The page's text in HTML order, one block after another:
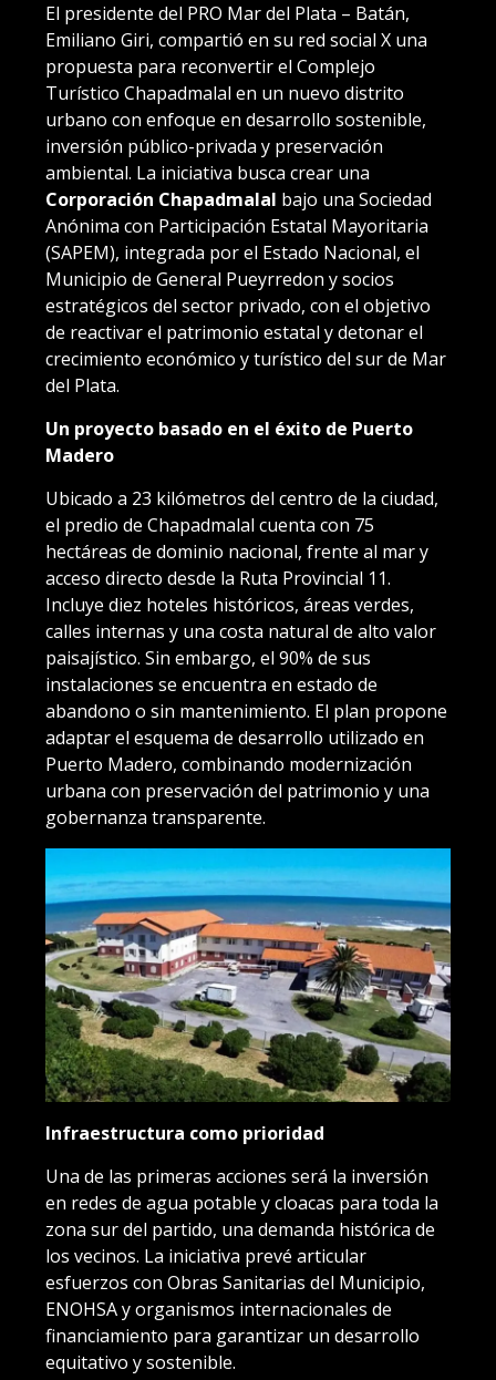
El presidente del PRO Mar del Plata – Batán,
Emiliano Giri, compartió en su red social X una
propuesta para reconvertir el Complejo
Turístico Chapadmalal en un nuevo distrito
urbano con enfoque en desarrollo sostenible,
inversión público-privada y preservación
ambiental. La iniciativa busca crear una
Corporación Chapadmalal bajo una Sociedad
Anónima con Participación Estatal Mayoritaria
(SAPEM), integrada por el Estado Nacional, el
Municipio de General Pueyrredon y socios
estratégicos del sector privado, con el objetivo
de reactivar el patrimonio estatal y detonar el
crecimiento económico y turístico del sur de Mar
del Plata.
Un proyecto basado en el éxito de Puerto
Madero
Ubicado a 23 kilómetros del centro de la ciudad,
el predio de Chapadmalal cuenta con 75
hectáreas de dominio nacional, frente al mar y
acceso directo desde la Ruta Provincial 11.
Incluye diez hoteles históricos, áreas verdes,
calles internas y una costa natural de alto valor
paisajístico. Sin embargo, el 90% de sus
instalaciones se encuentra en estado de
abandono o sin mantenimiento. El plan propone
adaptar el esquema de desarrollo utilizado en
Puerto Madero, combinando modernización
urbana con preservación del patrimonio y una
gobernanza transparente.
Infraestructura como prioridad
Una de las primeras acciones será la inversión
en redes de agua potable y cloacas para toda la
zona sur del partido, una demanda histórica de
los vecinos. La iniciativa prevé articular
esfuerzos con Obras Sanitarias del Municipio,
ENOHSA y organismos internacionales de
financiamiento para garantizar un desarrollo
equitativo y sostenible.